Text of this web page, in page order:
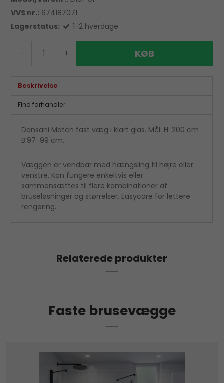
VVS nr.: 674187071
Lagerstatus:
1-2 hverdage
- + KØB
Beskrivelse
Find forhandler
Dansani Match fast væg i klart glas. Mål: H: 200 cm
B:97-99 cm.
Væggen er vendbar med hængsling til højre eller
venstre. Kan fungere enkeltvis eller
sammensættes til flere kombinationer af
bruseløsninger og størrelser. Easycare for lettere
rengøring.
Relaterede produkter
Faste brusevægge